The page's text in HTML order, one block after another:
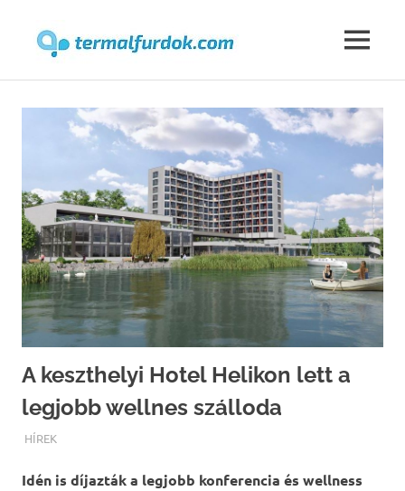
MENU
A keszthelyi Hotel Helikon lett a
legjobb wellnes szálloda
TERMALFURDOK.COM
HÍREK
Idén is díjazták a legjobb konferencia és wellness